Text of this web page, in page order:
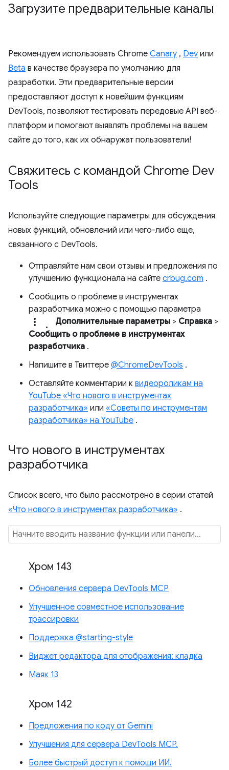
Загрузите предварительные каналы
Рекомендуем использовать Chrome Canary , Dev или
Beta в качестве браузера по умолчанию для
разработки. Эти предварительные версии
предоставляют доступ к новейшим функциям
DevTools, позволяют тестировать передовые API веб-
платформ и помогают выявлять проблемы на вашем
сайте до того, как их обнаружат пользователи!
Свяжитесь с командой Chrome Dev
Tools
Используйте следующие параметры для обсуждения
новых функций, обновлений или чего-либо еще,
связанного с DevTools.
Отправляйте нам свои отзывы и предложения по
улучшению функционала на сайте crbug.com .
Сообщить о проблеме в инструментах
разработчика можно с помощью параметра
more_vert. Дополнительные параметры > Справка >
Сообщить о проблеме в инструментах
разработчика .
Напишите в Твиттере @ChromeDevTools .
Оставляйте комментарии к видеороликам на
YouTube «Что нового в инструментах
разработчика» или «Советы по инструментам
разработчика» на YouTube .
Что нового в инструментах
разработчика
Список всего, что было рассмотрено в серии статей
«Что нового в инструментах разработчика» .
Хром 143
Обновления сервера DevTools MCP
Улучшенное совместное использование
трассировки
Поддержка @starting-style
Виджет редактора для отображения: кладка
Маяк 13
Хром 142
Предложения по коду от Gemini
Улучшения для сервера DevTools MCP.
Более быстрый доступ к помощи ИИ.